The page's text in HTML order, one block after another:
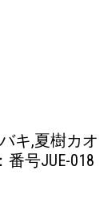
キ,夏樹カオ
号JUE-018